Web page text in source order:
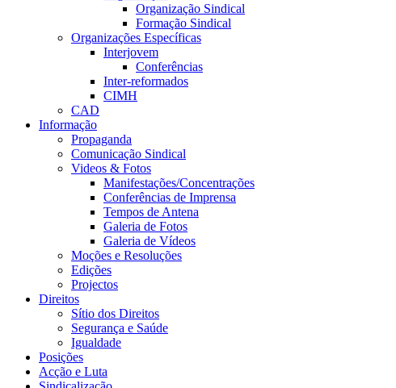
Organização Sindical
Formação Sindical
Organizações Específicas
Interjovem
Conferências
Inter-reformados
CIMH
CAD
Informação
Propaganda
Comunicação Sindical
Videos & Fotos
Manifestações/Concentrações
Conferências de Imprensa
Tempos de Antena
Galeria de Fotos
Galeria de Vídeos
Moções e Resoluções
Edições
Projectos
Direitos
Sítio dos Direitos
Segurança e Saúde
Igualdade
Posições
Acção e Luta